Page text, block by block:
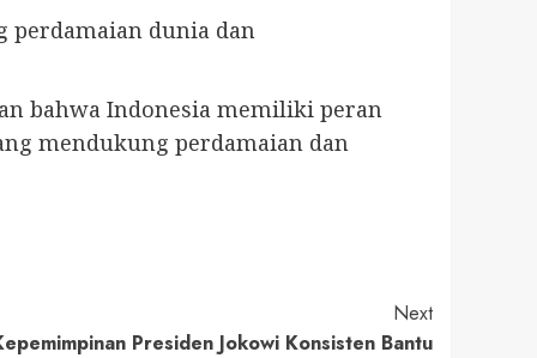
perdamaian dunia dan
bahwa Indonesia memiliki peran
mendukung perdamaian dan
Next
Presiden Jokowi Konsisten Bantu